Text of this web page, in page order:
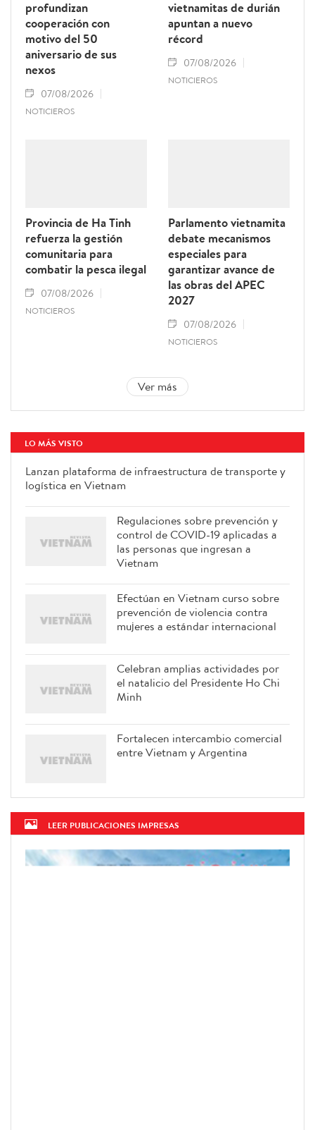
profundizan
cooperación con
motivo del 50
aniversario de sus
nexos
07/08/2026
NOTICIEROS
vietnamitas de durián
apuntan a nuevo
récord
07/08/2026
NOTICIEROS
Provincia de Ha Tinh
refuerza la gestión
comunitaria para
combatir la pesca ilegal
07/08/2026
NOTICIEROS
Parlamento vietnamita
debate mecanismos
especiales para
garantizar avance de
las obras del APEC
2027
07/08/2026
NOTICIEROS
Ver más
LO MÁS VISTO
Lanzan plataforma de infraestructura de transporte y
logística en Vietnam
Regulaciones sobre prevención y
control de COVID-19 aplicadas a
las personas que ingresan a
Vietnam
Efectúan en Vietnam curso sobre
prevención de violencia contra
mujeres a estándar internacional
Celebran amplias actividades por
el natalicio del Presidente Ho Chi
Minh
Fortalecen intercambio comercial
entre Vietnam y Argentina
LEER PUBLICACIONES IMPRESAS